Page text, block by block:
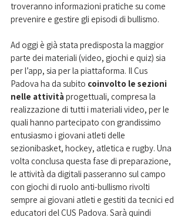
troveranno informazioni pratiche su come
prevenire e gestire gli episodi di bullismo.
Ad oggi è già stata predisposta la maggior
parte dei materiali (video, giochi e quiz) sia
per l’app, sia per la piattaforma. Il Cus
Padova ha da subito coinvolto le sezioni
nelle attività progettuali, compresa la
realizzazione di tutti i materiali video, per le
quali hanno partecipato con grandissimo
entusiasmo i giovani atleti delle
sezionibasket, hockey, atletica e rugby. Una
volta conclusa questa fase di preparazione,
le attività da digitali passeranno sul campo
con giochi di ruolo anti-bullismo rivolti
sempre ai giovani atleti e gestiti da tecnici ed
educatori del CUS Padova. Sarà quindi